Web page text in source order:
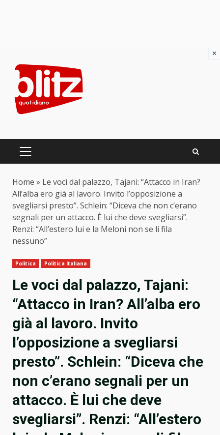
content
PRIMARY
Home » Le voci dal palazzo, Tajani: “Attacco in Iran?
All’alba ero già al lavoro. Invito l’opposizione a
svegliarsi presto”. Schlein: “Diceva che non c’erano
segnali per un attacco. È lui che deve svegliarsi”.
Renzi: “All’estero lui e la Meloni non se li fila
nessuno”
Politica Politica Italiana
Le voci dal palazzo, Tajani:
“Attacco in Iran? All’alba ero
già al lavoro. Invito
l’opposizione a svegliarsi
presto”. Schlein: “Diceva che
non c’erano segnali per un
attacco. È lui che deve
svegliarsi”. Renzi: “All’estero
×